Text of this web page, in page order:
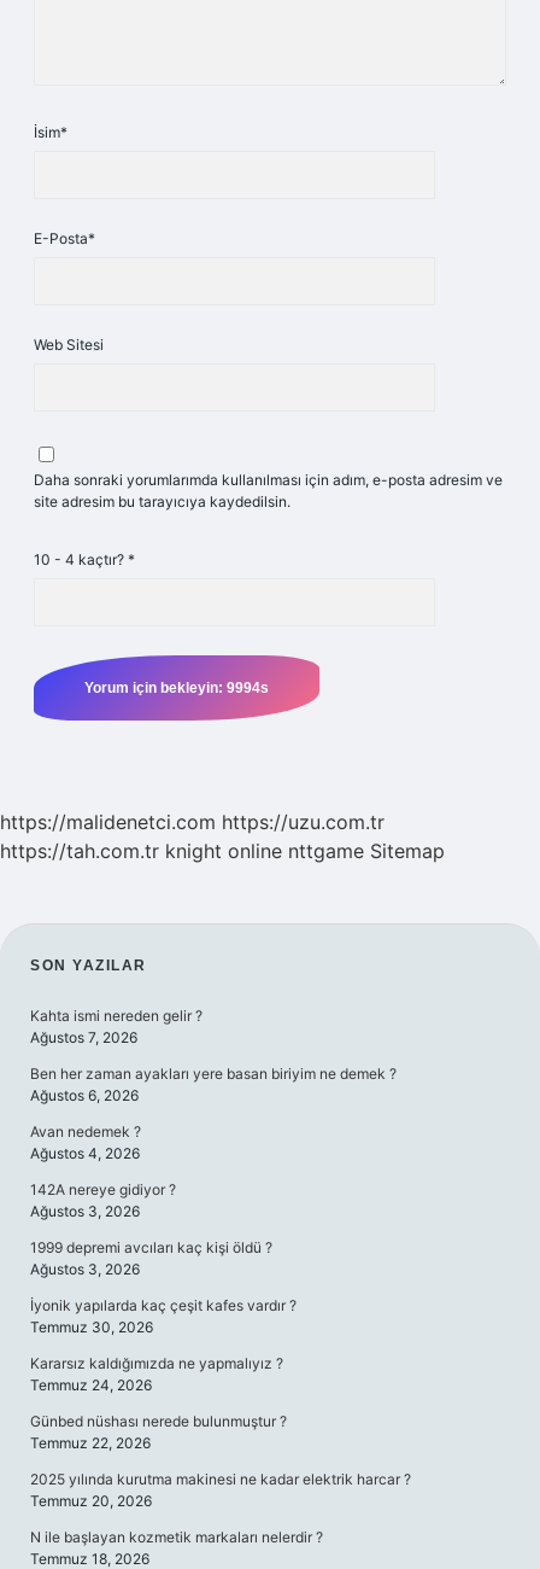
İsim*
E-Posta*
Web Sitesi
Daha sonraki yorumlarımda kullanılması için adım, e-posta adresim ve
site adresim bu tarayıcıya kaydedilsin.
10 - 4 kaçtır? *
https://malidenetci.com https://uzu.com.tr
https://tah.com.tr knight online nttgame Sitemap
SIDEBAR
SON YAZILAR
Kahta ismi nereden gelir ?
Ağustos 7, 2026
Ben her zaman ayakları yere basan biriyim ne demek ?
Ağustos 6, 2026
Avan nedemek ?
Ağustos 4, 2026
142A nereye gidiyor ?
Ağustos 3, 2026
1999 depremi avcıları kaç kişi öldü ?
Ağustos 3, 2026
İyonik yapılarda kaç çeşit kafes vardır ?
Temmuz 30, 2026
Kararsız kaldığımızda ne yapmalıyız ?
Temmuz 24, 2026
Günbed nüshası nerede bulunmuştur ?
Temmuz 22, 2026
2025 yılında kurutma makinesi ne kadar elektrik harcar ?
Temmuz 20, 2026
N ile başlayan kozmetik markaları nelerdir ?
Temmuz 18, 2026